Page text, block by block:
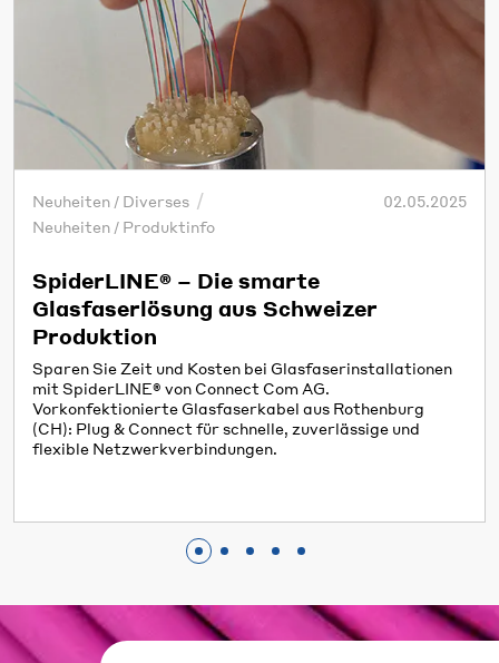
Neuheiten / Diverses
Neuheiten / Produktinfo
02.05.2025
SpiderLINE® – Die smarte
Glasfaserlösung aus Schweizer
Produktion
Sparen Sie Zeit und Kosten bei Glasfaserinstallationen
mit SpiderLINE® von Connect Com AG.
Vorkonfektionierte Glasfaserkabel aus Rothenburg
(CH): Plug & Connect für schnelle, zuverlässige und
flexible Netzwerkverbindungen.